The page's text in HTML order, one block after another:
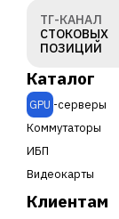
ТГ-КАНАЛ
СТОКОВЫХ
ПОЗИЦИЙ
Каталог
GPU -серверы
Коммутаторы
ИБП
Видеокарты
Клиентам